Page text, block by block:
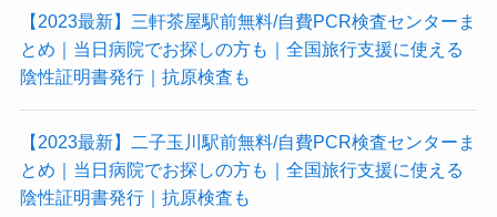
検
査
所
(都
道
府
【2023最新】三軒茶屋駅前無料/自費PCR検査センターま
とめ｜当日病院でお探しの方も｜全国旅行支援に使える
陰性証明書発行｜抗原検査も
【2023最新】二子玉川駅前無料/自費PCR検査センターま
とめ｜当日病院でお探しの方も｜全国旅行支援に使える
陰性証明書発行｜抗原検査も